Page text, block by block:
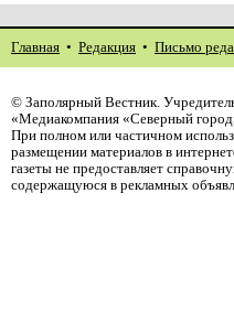
Главная • Редакция • Письмо
© Заполярный Вестник.
«Медиакомпания «Северный
При полном или частичном
размещении материалов в
газеты не предоставляет
содержащуюся в рекламных